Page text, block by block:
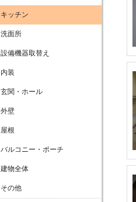
キッチン
洗面所
設備機器取替え
内装
玄関・ホール
外壁
屋根
バルコニー・ポーチ
建物全体
その他